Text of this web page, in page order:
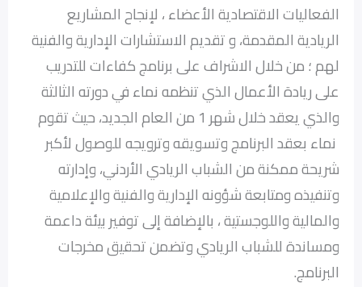
الفعاليات الاقتصادية الأعضاء ، لإنجاح المشاريع
الريادية المقدمة، و تقديم الاستشارات الإدارية والفنية
لهم ؛ من خلال الاشراف على برنامج كفاءات للتدريب
على ريادة الأعمال الذي تنظمه نماء في دورته الثالثة
والذي يعقد خلال شهر 1 من العام الجديد، حيث تقوم
نماء بعقد البرنامج وتسويقه وترويجه للوصول لأكبر
شريحة ممكنة من الشباب الريادي الأردني، وإدارته
وتنفيذه ومتابعة شؤونه الإدارية والفنية والإعلامية
والمالية واللوجستية ، بالإضافة إلى توفير بيئة داعمة
ومساندة للشباب الريادي وتضمن تحقيق مخرجات
البرنامج.